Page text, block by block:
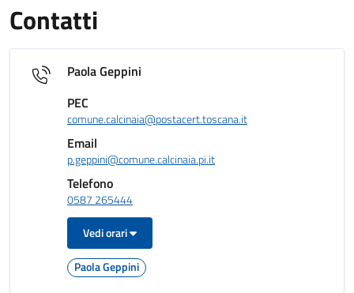
Contatti
Paola Geppini
PEC
comune.calcinaia@postacert.toscana.it
Email
p.geppini@comune.calcinaia.pi.it
Telefono
0587 265444
Vedi orari
Paola Geppini